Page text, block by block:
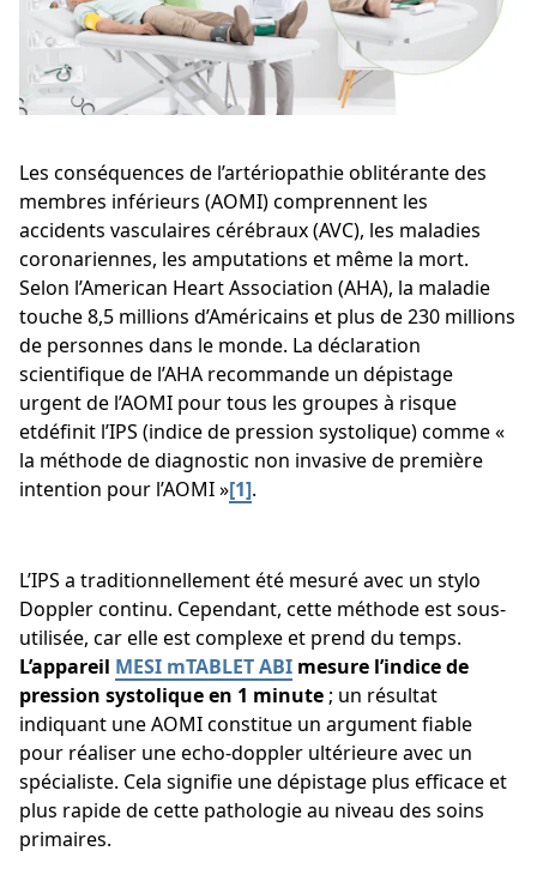
Les conséquences de l’artériopathie oblitérante des
membres inférieurs (AOMI) comprennent les
accidents vasculaires cérébraux (AVC), les maladies
coronariennes, les amputations et même la mort.
Selon l’American Heart Association (AHA), la maladie
touche 8,5 millions d’Américains et plus de 230 millions
de personnes dans le monde. La déclaration
scientifique de l’AHA recommande un dépistage
urgent de l’AOMI pour tous les groupes à risque
etdéfinit l’IPS (indice de pression systolique) comme «
la méthode de diagnostic non invasive de première
intention pour l’AOMI »[1].
L’IPS a traditionnellement été mesuré avec un stylo
Doppler continu. Cependant, cette méthode est sous-
utilisée, car elle est complexe et prend du temps.
L’appareil MESI mTABLET ABI mesure l’indice de
pression systolique en 1 minute ; un résultat
indiquant une AOMI constitue un argument fiable
pour réaliser une echo-doppler ultérieure avec un
spécialiste. Cela signifie une dépistage plus efficace et
plus rapide de cette pathologie au niveau des soins
primaires.